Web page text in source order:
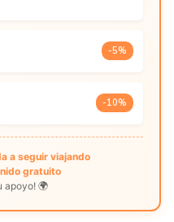
-5%
-10%
a seguir viajando
gratuito
apoyo! 🌍